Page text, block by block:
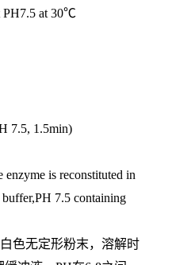
PH7.5 at 30℃
7.5, 1.5min)
enzyme is reconstituted in
7.5 containing
色无定形粉末，溶解时